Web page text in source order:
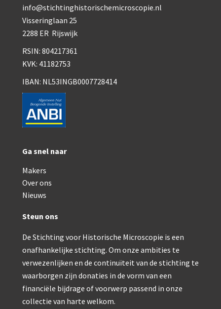
Smith, Beck & Beck, ‘Lister limb’ (1857)
Beck & Beck, ‘popular microscope’ (ca.
Dollond, ‘bar-limb’ (1860-1880)
Ongesigneerd, Engels (1860-1880)
Robbins (1860-1890)
Nachet, ‘plus simple’ (1862-1880)
Beck & Beck, ‘popular microscope’ (1867)
Hartnack / Prazmowski (1870-1880)
Double pillar, Frans (1870-1900)
Zeiss, statief IX (ca. 1890)
Seibert, ‘Stativ 3’ (1895-1900)
Watson & Sons, No. 1 ‘Van Heurck’ (ca. 1900)
Reichert (ca. 1925)
info@stichtinghistorischemicroscopie.nl
Visseringlaan 25
2288 ER Rijswijk
RSIN: 804217361
KVK: 41182753
IBAN: NL53INGB0007728414
Ga snel naar
Makers
Over ons
Nieuws
Steun ons
De Stichting voor Historische Microscopie is een
onafhankelijke stichting. Om onze ambities te
verwezenlijken en de continuïteit van de stichting te
waarborgen zijn donaties in de vorm van een
financiële bijdrage of voorwerp passend in onze
collectie van harte welkom.